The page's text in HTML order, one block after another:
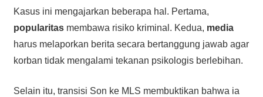
Kasus ini mengajarkan beberapa hal. Pertama,
popularitasmembawa risiko kriminal. Kedua, media
harus melaporkan berita secara bertanggung jawab agar
korban tidak mengalami tekanan psikologis berlebihan.
Selain itu, transisi Son ke MLS membuktikan bahwa ia